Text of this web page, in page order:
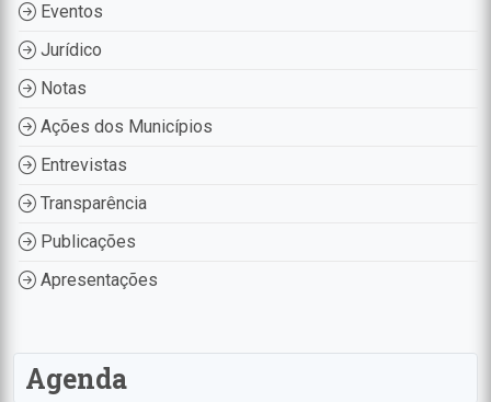
Eventos
Jurídico
Notas
Ações dos Municípios
Entrevistas
Transparência
Publicações
Apresentações
Agenda